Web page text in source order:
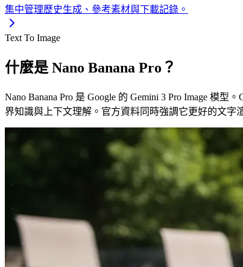
集中管理歷史生成、參考素材與下載記錄。
Text To Image
什麼是 Nano Banana Pro？
Nano Banana Pro 是 Google 的 Gemini 3 Pro Image 模
界知識與上下文理解。官方資料同時強調它更好的文字